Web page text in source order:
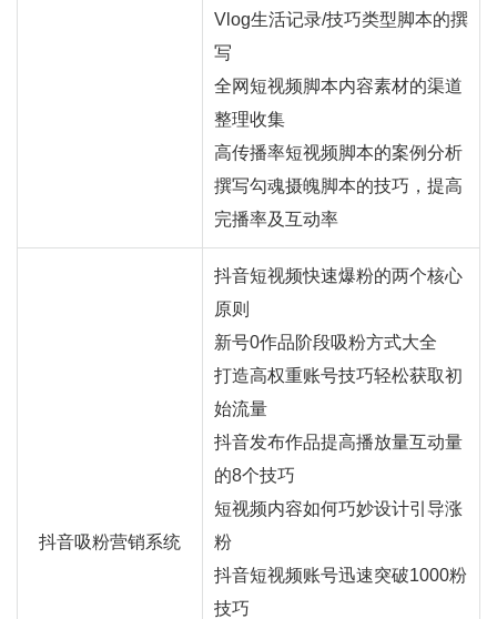
Vlog生活记录/技巧类型脚本的撰
写
全网短视频脚本内容素材的渠道
整理收集
高传播率短视频脚本的案例分析
撰写勾魂摄魄脚本的技巧，提高
完播率及互动率
抖音吸粉营销系统
抖音短视频快速爆粉的两个核心
原则
新号0作品阶段吸粉方式大全
打造高权重账号技巧轻松获取初
始流量
抖音发布作品提高播放量互动量
的8个技巧
短视频内容如何巧妙设计引导涨
粉
抖音短视频账号迅速突破1000粉
技巧